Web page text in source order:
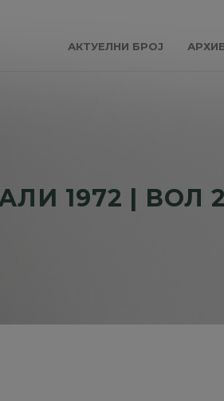
АКТУЕЛНИ БРОЈ
1972 | ВОЛ